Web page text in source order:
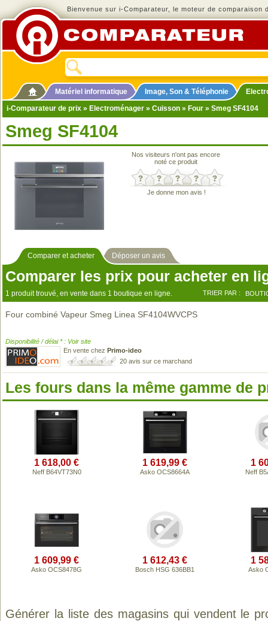
Bienvenue sur i-Comparateur, le moteur de comparaison
Matériel informatique Image, Son & Téléphonie
i-Comparateur de prix » Electroménager » Cuisson » Four » Smeg SF4104
Smeg SF4104
Nos visiteurs n'ont pas encore
noté ce produit
Je donne mon avis !
Comparer et acheter Déposer un avis
Comparer les prix pour acheter en
1 produit trouvé, en vente dans 1 boutique en ligne. TRIER PAR :
Four combiné Vapeur Smeg Linea SF4104WVCPS
Disponibilité / délai * : Voir site
En vente chez Primo-ideo
20 avis sur ce marchand
Les fours dans la même gamme de
1 618,00 €
Neff B64VT73N0
1 619,99 €
Asko OCS8664A
1
Neff
1 609,99 €
Asko OCS8478G
1 612,43 €
Bosch HSG 636BB1
1
Asko
Générer la liste des magasins qui vendent le